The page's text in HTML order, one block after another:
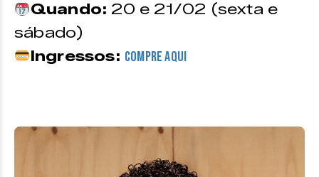
Quando: 20 e 21/02 (sexta e
sábado)
Ingressos: compre aqui